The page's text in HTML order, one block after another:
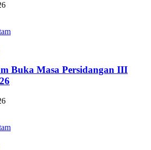
Buka Masa Persidangan III